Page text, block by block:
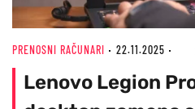
PRENOSNI RAČUNARI 22.11.2025
Lenovo Legion